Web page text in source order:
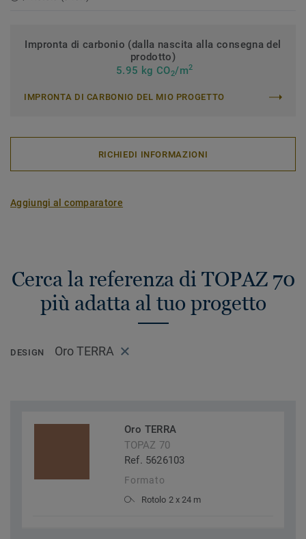
Impronta di carbonio (dalla nascita alla consegna del
prodotto)
5.95 kg CO2/m2
IMPRONTA DI CARBONIO DEL MIO PROGETTO
RICHIEDI INFORMAZIONI
Aggiungi al comparatore
Cerca la referenza di TOPAZ 70
più adatta al tuo progetto
DESIGN Oro TERRA
Oro TERRA
TOPAZ 70
Ref. 5626103
Formato
Rotolo 2 x 24 m